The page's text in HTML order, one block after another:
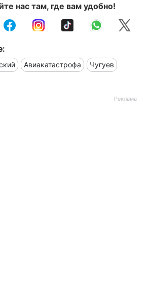
нас там, где вам удобно!
Авиакатастрофа Чугуев